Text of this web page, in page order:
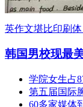
英作文堪比印刷
韩国男校现最
学院女生占
第五届国际
60多家媒体